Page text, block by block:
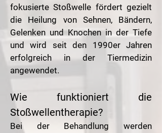
fokusierte Stoßwelle fördert gezielt
die Heilung von Sehnen, Bändern,
Gelenken und Knochen in der Tiefe
und wird seit den 1990er Jahren
erfolgreich in der Tiermedizin
angewendet.
Wie funktioniert die
Stoßwellentherapie?
Bei der Behandlung werden